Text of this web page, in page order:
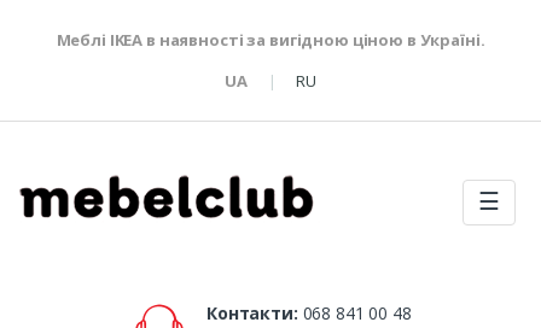
Меблі IKEA в наявності за вигідною ціною в Україні.
UA
RU
☰
Контакти: 068 841 00 48